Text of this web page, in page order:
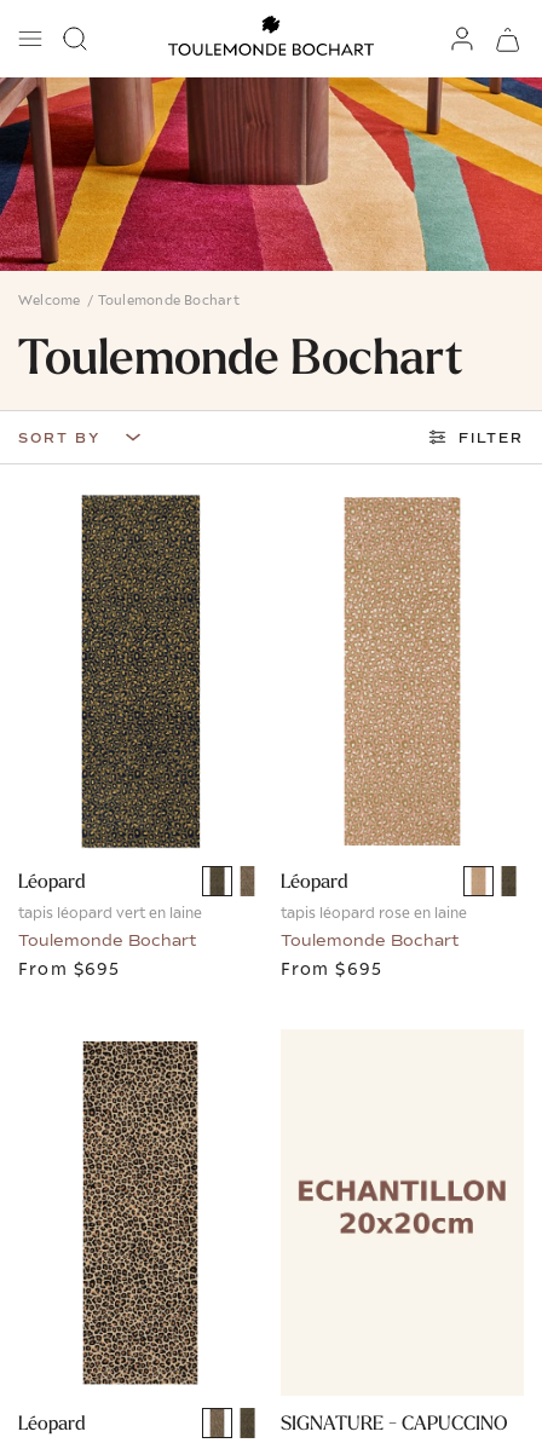
Toulemonde Bochart
Welcome / Toulemonde Bochart
SORT BY FILTER
Léopard
tapis léopard vert en laine
Toulemonde Bochart
From $695
Léopard
tapis léopard rose en laine
Toulemonde Bochart
From $695
Léopard SIGNATURE - CAPUCCINO